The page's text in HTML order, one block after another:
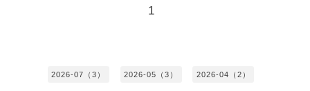
1
2026-07（3） 2026-05（3） 2026-04（2）